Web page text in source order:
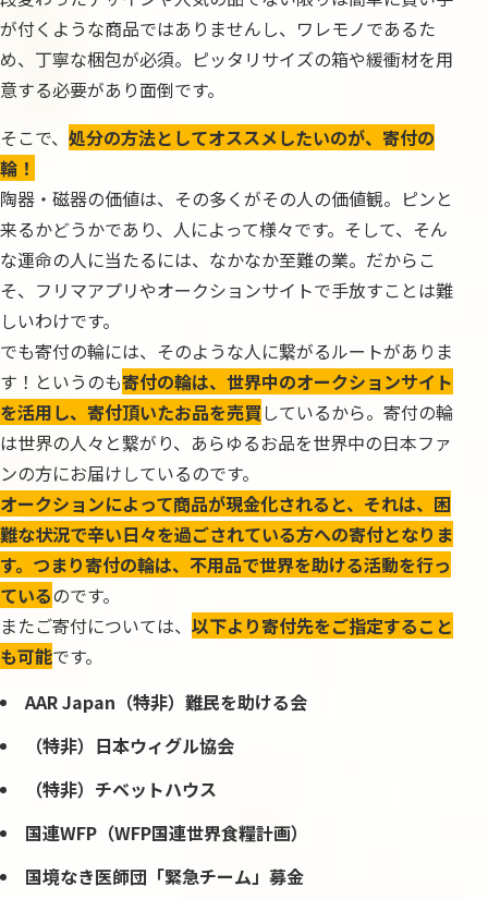
が付くような商品ではありませんし、ワレモノであるた
め、丁寧な梱包が必須。ピッタリサイズの箱や緩衝材を用
意する必要があり面倒です。
そこで、 処分の方法としてオススメしたいのが、寄付の
輪！
陶器・磁器の価値は、その多くがその人の価値観。ピンと
来るかどうかであり、人によって様々です。そして、そん
な運命の人に当たるには、なかなか至難の業。だからこ
そ、フリマアプリやオークションサイトで手放すことは難
しいわけです。
でも寄付の輪には、そのような人に繋がるルートがありま
す！というのも寄付の輪は、世界中のオークションサイト
を活用し、寄付頂いたお品を売買しているから。寄付の輪
は世界の人々と繋がり、あらゆるお品を世界中の日本ファ
ンの方にお届けしているのです。
オークションによって商品が現金化されると、それは、困
難な状況で辛い日々を過ごされている方への寄付となりま
す。つまり寄付の輪は、不用品で世界を助ける活動を行っ
ているのです。
またご寄付については、 以下より寄付先をご指定すること
も可能です。
AAR Japan（特非）難民を助ける会
（特非）日本ウィグル協会
（特非）チベットハウス
国連WFP（WFP国連世界食糧計画）
国境なき医師団「緊急チーム」募金